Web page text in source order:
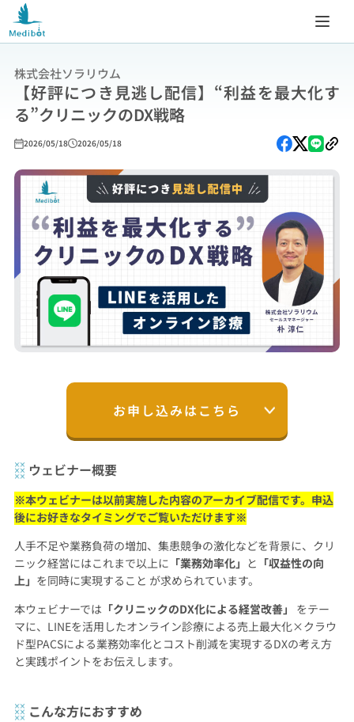
株式会社ソラリウム
【好評につき見逃し配信】“利益を最大化す
る”クリニックのDX戦略
2026/05/18 2026/05/18
お申し込みはこちら
ウェビナー概要
※本ウェビナーは以前実施した内容のアーカイブ配信です。申込
後にお好きなタイミングでご覧いただけます※
人手不足や業務負荷の増加、集患競争の激化などを背景に、クリ
ニック経営にはこれまで以上に 「業務効率化」 と 「収益性の向
上」 を同時に実現すること が求められています。
本ウェビナーでは 「クリニックのDX化による経営改善」
をテー
マに、LINEを活用したオンライン診療による売上最大化×クラウ
ド型PACSによる業務効率化とコスト削減を実現するDXの考え方
と実践ポイントをお伝えします。
こんな方におすすめ